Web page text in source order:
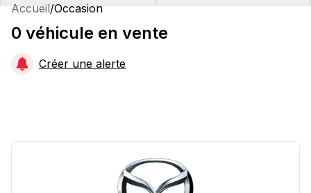
Accueil/Occasion
0 véhicule en vente
Créer une alerte